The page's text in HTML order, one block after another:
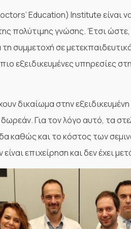
Education) Institute είναι
πολύτιμης γνώσης. Έτσι
συμμετοχή σε
εξειδικευμένες υπηρεσίες
δικαίωμα στην
Για τον λόγο αυτό, τα
καθώς και το κόστος των
επιχείρηση και δεν έχει